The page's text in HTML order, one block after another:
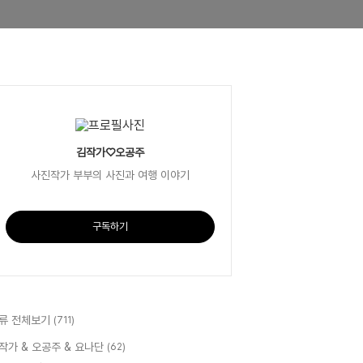
김작가♡오공주
사진작가 부부의 사진과 여행 이야기
구독하기
전체보기 (711)
가 & 오공주 & 요나단 (62)